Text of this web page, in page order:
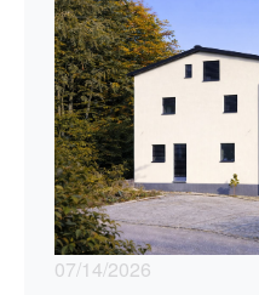
07/14/2026